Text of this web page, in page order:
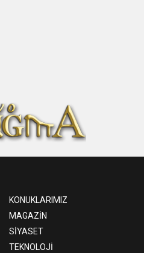
KONUKLARIMIZ
MAGAZİN
SİYASET
TEKNOLOJİ